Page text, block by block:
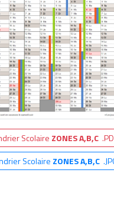
Scolaire ZONES A,B,C
Scolaire ZONES A,B,C